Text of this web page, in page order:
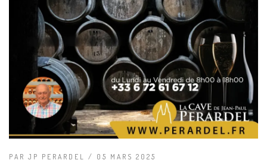
PAR JP PERARDEL / 05 MARS 2025